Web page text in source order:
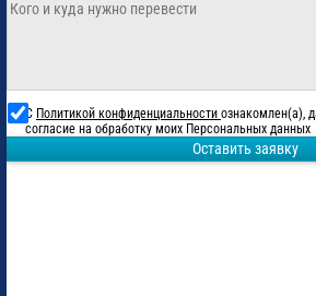
С Политикой конфиденциальности ознакомлен(а),
согласие на обработку моих Персональных данных
Оставить заявку